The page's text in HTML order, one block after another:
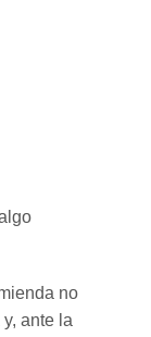
no
ante la